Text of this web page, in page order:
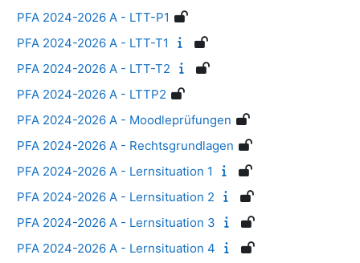
PFA 2024-2026 A - LTT-P1
PFA 2024-2026 A - LTT-T1
PFA 2024-2026 A - LTT-T2
PFA 2024-2026 A - LTTP2
PFA 2024-2026 A - Moodleprüfungen
PFA 2024-2026 A - Rechtsgrundlagen
PFA 2024-2026 A - Lernsituation 1
PFA 2024-2026 A - Lernsituation 2
PFA 2024-2026 A - Lernsituation 3
PFA 2024-2026 A - Lernsituation 4